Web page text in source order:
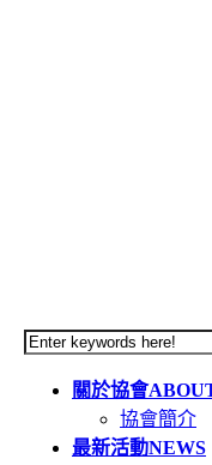
關於協會
協會簡介
最新活動NEWS